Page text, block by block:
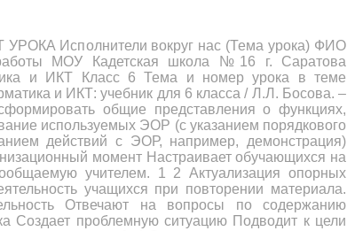
Исполнители вокруг нас (Тема урока) ФИО
МОУ Кадетская школа №16 г. Саратова
и ИКТ Класс 6 Тема и номер урока в теме
и ИКТ: учебник для 6 класса / Л.Л. Босова. –
общие представления о функциях,
используемых ЭОР (с указанием порядкового
действий с ЭОР, например, демонстрация)
момент Настраивает обучающихся на
учителем. 1 2 Актуализация опорных
учащихся при повторении материала.
Отвечают на вопросы по содержанию
Создает проблемную ситуацию Подводит к цели